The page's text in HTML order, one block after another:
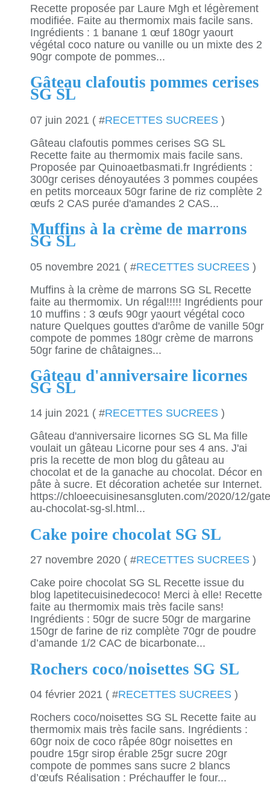
Recette proposée par Laure Mgh et légèrement
modifiée. Faite au thermomix mais facile sans.
Ingrédients : 1 banane 1 œuf 180gr yaourt
végétal coco nature ou vanille ou un mixte des 2
90gr compote de pommes...
Gâteau clafoutis pommes cerises
SG SL
07 juin 2021 ( #RECETTES SUCREES )
Gâteau clafoutis pommes cerises SG SL
Recette faite au thermomix mais facile sans.
Proposée par Quinoaetbasmati.fr Ingrédients :
300gr cerises dénoyautées 3 pommes coupées
en petits morceaux 50gr farine de riz complète 2
œufs 2 CAS purée d'amandes 2 CAS...
Muffins à la crème de marrons
SG SL
05 novembre 2021 ( #RECETTES SUCREES )
Muffins à la crème de marrons SG SL Recette
faite au thermomix. Un régal!!!!! Ingrédients pour
10 muffins : 3 œufs 90gr yaourt végétal coco
nature Quelques gouttes d'arôme de vanille 50gr
compote de pommes 180gr crème de marrons
50gr farine de châtaignes...
Gâteau d'anniversaire licornes
SG SL
14 juin 2021 ( #RECETTES SUCREES )
Gâteau d'anniversaire licornes SG SL Ma fille
voulait un gâteau Licorne pour ses 4 ans. J'ai
pris la recette de mon blog du gâteau au
chocolat et de la ganache au chocolat. Décor en
pâte à sucre. Et décoration achetée sur Internet.
https://chloeecuisinesansgluten.com/2020/12/
au-chocolat-sg-sl.html...
Cake poire chocolat SG SL
27 novembre 2020 ( #RECETTES SUCREES )
Cake poire chocolat SG SL Recette issue du
blog lapetitecuisinedecoco! Merci à elle! Recette
faite au thermomix mais très facile sans!
Ingrédients : 50gr de sucre 50gr de margarine
150gr de farine de riz complète 70gr de poudre
d’amande 1/2 CAC de bicarbonate...
Rochers coco/noisettes SG SL
04 février 2021 ( #RECETTES SUCREES )
Rochers coco/noisettes SG SL Recette faite au
thermomix mais très facile sans. Ingrédients :
60gr noix de coco râpée 80gr noisettes en
poudre 15gr sirop érable 25gr sucre 20gr
compote de pommes sans sucre 2 blancs
d’œufs Réalisation : Préchauffer le four...